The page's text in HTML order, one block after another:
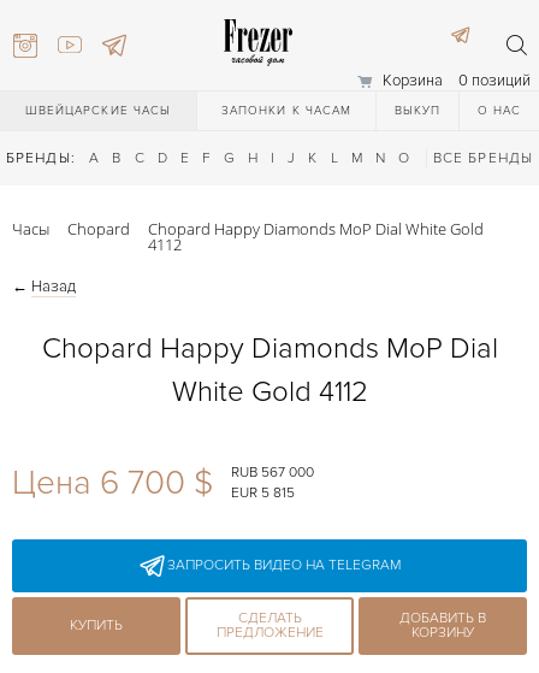
Корзина 0 позиций
ШВЕЙЦАРСКИЕ ЧАСЫ ЗАПОНКИ К ЧАСАМ ВЫКУП О НАС
БРЕНДЫ: A B C D E F G H I J K L M N O Q R S T
ВСЕ БРЕНДЫ
27-44
Часы Chopard Chopard Happy Diamonds MoP Dial White Gold
4112
← Назад
Chopard Happy Diamonds MoP Dial
White Gold 4112
Цена 6 700 $
RUB 567 000
EUR 5 815
ЗАПРОСИТЬ ВИДЕО НА TELEGRAM
КУПИТЬ
СДЕЛАТЬ
ПРЕДЛОЖЕНИЕ
ДОБАВИТЬ В
КОРЗИНУ